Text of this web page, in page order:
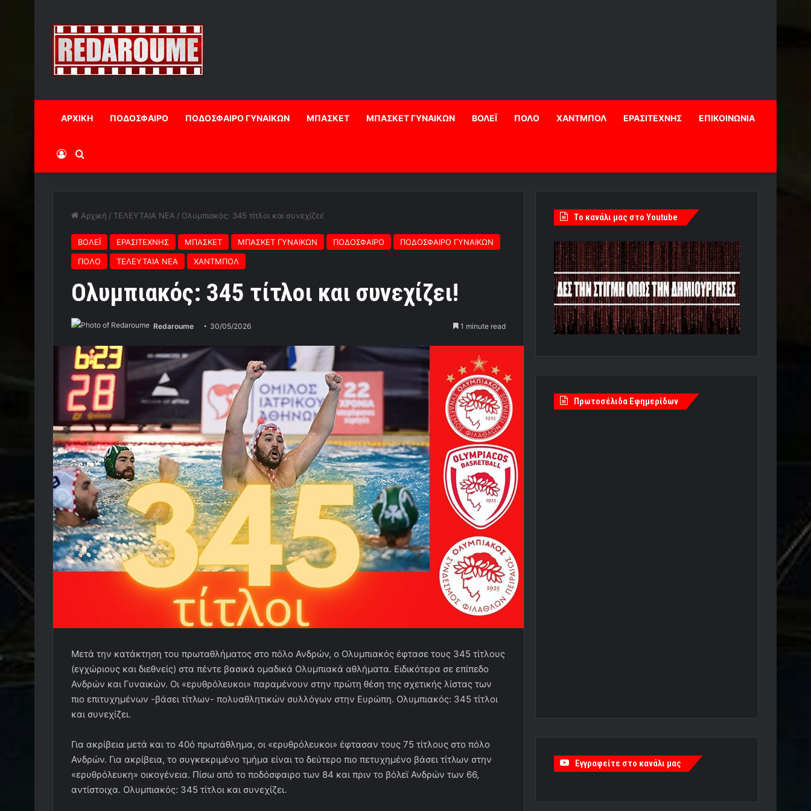
ΑΡΧΙΚΗ ΠΟΔΟΣΦΑΙΡΟ ΠΟΔΟΣΦΑΙΡΟ ΓΥΝΑΙΚΩΝ ΜΠΑΣΚΕΤ ΜΠΑΣΚΕΤ ΓΥΝΑΙΚΩΝ ΒΟΛΕΪ ΠΟΛΟ ΧΑΝΤΜΠΟΛ ΕΡΑΣΙΤΕΧΝΗΣ ΕΠΙΚΟΙΝΩΝΙΑ
Log InΑναζήτηση
Αρχική / ΤΕΛΕΥΤΑΙΑ ΝΕΑ / Ολυμπιακός: 345 τίτλοι και συνεχίζει!
ΒΟΛΕΪ ΕΡΑΣΙΤΕΧΝΗΣ ΜΠΑΣΚΕΤ ΜΠΑΣΚΕΤ ΓΥΝΑΙΚΩΝ ΠΟΔΟΣΦΑΙΡΟ
ΠΟΔΟΣΦΑΙΡΟ ΓΥΝΑΙΚΩΝ
ΠΟΛΟ
ΤΕΛΕΥΤΑΙΑ ΝΕΑ ΧΑΝΤΜΠΟΛ
Ολυμπιακός: 345 τίτλοι και συνεχίζει!
Redaroume 30/05/2026 1 minute read
Μετά την κατάκτηση του πρωταθλήματος στο πόλο Ανδρών, ο Ολυμπιακός έφτασε τους 345 τίτλους
(εγχώριους και διεθνείς) στα πέντε βασικά ομαδικά Ολυμπιακά αθλήματα. Ειδικότερα σε επίπεδο
Ανδρών και Γυναικών. Οι «ερυθρόλευκοι» παραμένουν στην πρώτη θέση της σχετικής λίστας των
πιο επιτυχημένων -βάσει τίτλων- πολυαθλητικών συλλόγων στην Ευρώπη. Ολυμπιακός: 345 τίτλοι
και συνεχίζει.
Για ακρίβεια μετά και το 40ό πρωτάθλημα, οι «ερυθρόλευκοι» έφτασαν τους 75 τίτλους στο πόλο
Ανδρών. Για ακρίβεια, το συγκεκριμένο τμήμα είναι το δεύτερο πιο πετυχημένο βάσει τίτλων στην
«ερυθρόλευκη» οικογένεια. Πίσω από το ποδόσφαιρο των 84 και πριν το βόλεϊ Ανδρών των 66,
αντίστοιχα. Ολυμπιακός: 345 τίτλοι και συνεχίζει.
Tο κανάλι μας στο Youtube
Πρωτοσέλιδα Εφημερίδων
Εγγραφείτε στο κανάλι μας